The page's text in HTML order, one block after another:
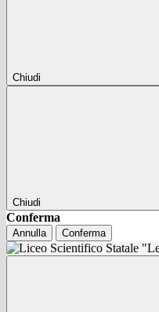
Chiudi
Chiudi
Conferma
Annulla Conferma